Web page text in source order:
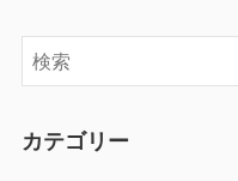
カテゴリー